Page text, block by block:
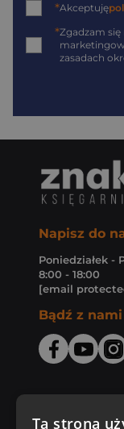
*Akceptuję
*Zgadzam
zasadach
Napisz do
Poniedziałek -
8:00 - 18:00
[email
Bądź z
Ta strona